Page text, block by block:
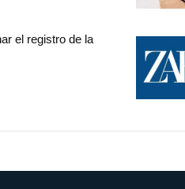
el registro de la